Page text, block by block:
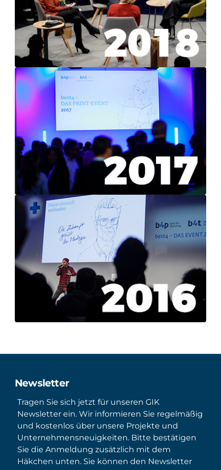
Newsletter
Tragen Sie sich jetzt für unseren GIK
Newsletter ein. Wir informieren Sie regelmäßig
und kostenlos über unsere Projekte und
Unternehmensneuigkeiten. Bitte bestätigen
Sie die Anmeldung zusätzlich mit dem
Häkchen unten. Sie können den Newsletter